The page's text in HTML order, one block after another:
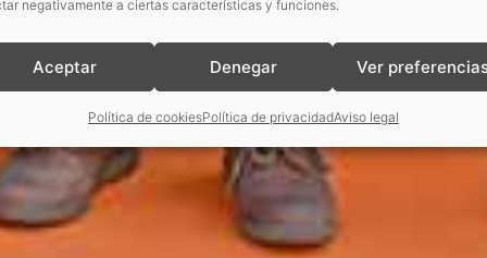
negativamente a ciertas características y funciones.
Aceptar Denegar Ver
Política de cookiesPolítica de privacidadAviso legal